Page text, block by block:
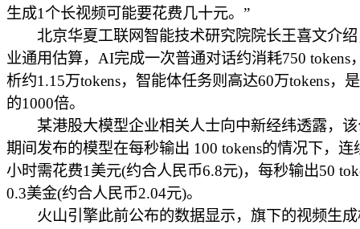
生成1个长视频可能要花费几十元。”
北京华夏工联网智能技术研究院院长王喜文介绍
业通用估算，AI完成一次普通对话约消耗750 tokens
析约1.15万tokens，智能体任务则高达60万tokens，
的1000倍。
某港股大模型企业相关人士向中新经纬透露，该
期间发布的模型在每秒输出 100 tokens的情况下，连
小时需花费1美元(约合人民币6.8元)，每秒输出50
0.3美金(约合人民币2.04元)。
火山引擎此前公布的数据显示，旗下的视频生成